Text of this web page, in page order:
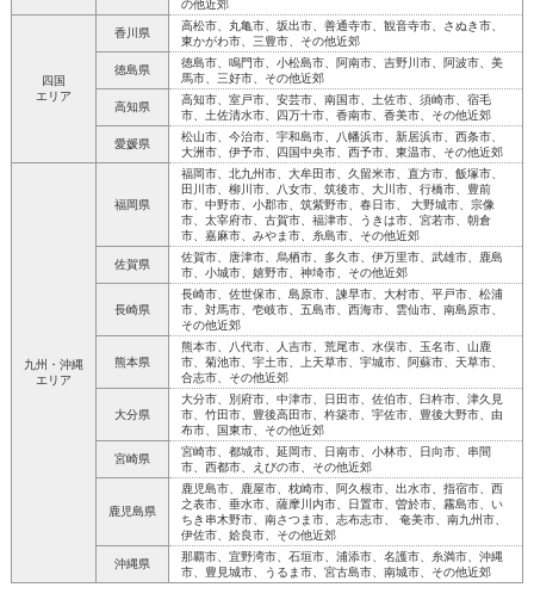
の他近郊
四国
エリア
香川県
高松市、丸亀市、坂出市、善通寺市、観音寺市、さぬき市、
東かがわ市、三豊市、その他近郊
徳島県
徳島市、鳴門市、小松島市、阿南市、吉野川市、阿波市、美
馬市、三好市、その他近郊
高知県
高知市、室戸市、安芸市、南国市、土佐市、須崎市、宿毛
市、土佐清水市、四万十市、香南市、香美市、その他近郊
愛媛県
松山市、今治市、宇和島市、八幡浜市、新居浜市、西条市、
大洲市、伊予市、四国中央市、西予市、東温市、その他近郊
九州・沖縄
エリア
福岡県
福岡市、北九州市、大牟田市、久留米市、直方市、飯塚市、
田川市、柳川市、八女市、筑後市、大川市、行橋市、豊前
市、中野市、小郡市、筑紫野市、春日市、 大野城市、宗像
市、太宰府市、古賀市、福津市、うきは市、宮若市、朝倉
市、嘉麻市、みやま市、糸島市、その他近郊
佐賀県
佐賀市、唐津市、烏栖市、多久市、伊万里市、武雄市、鹿島
市、小城市、嬉野市、神埼市、その他近郊
長崎県
長崎市、佐世保市、島原市、諫早市、大村市、平戸市、松浦
市、対馬市、壱岐市、五島市、西海市、雲仙市、南島原市、
その他近郊
熊本県
熊本市、八代市、人吉市、荒尾市、水俣市、玉名市、山鹿
市、菊池市、宇土市、上天草市、宇城市、阿蘇市、天草市、
合志市、その他近郊
大分県
大分市、別府市、中津市、日田市、佐伯市、臼杵市、津久見
市、竹田市、豊後高田市、杵築市、宇佐市、豊後大野市、由
布市、国東市、その他近郊
宮崎県
宮崎市、都城市、延岡市、日南市、小林市、日向市、串間
市、西都市、えびの市、その他近郊
鹿児島県
鹿児島市、鹿屋市、枕崎市、阿久根市、出水市、指宿市、西
之表市、垂水市、薩摩川内市、日置市、曽於市、霧島市、い
ちき串木野市、南さつま市、志布志市、 奄美市、南九州市、
伊佐市、姶良市、その他近郊
沖縄県
那覇市、宜野湾市、石垣市、浦添市、名護市、糸満市、沖縄
市、豊見城市、うるま市、宮古島市、南城市、その他近郊